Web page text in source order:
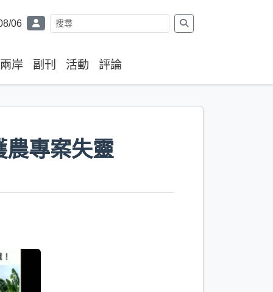
06
兩岸 副刊 活動 評論
農專案失靈